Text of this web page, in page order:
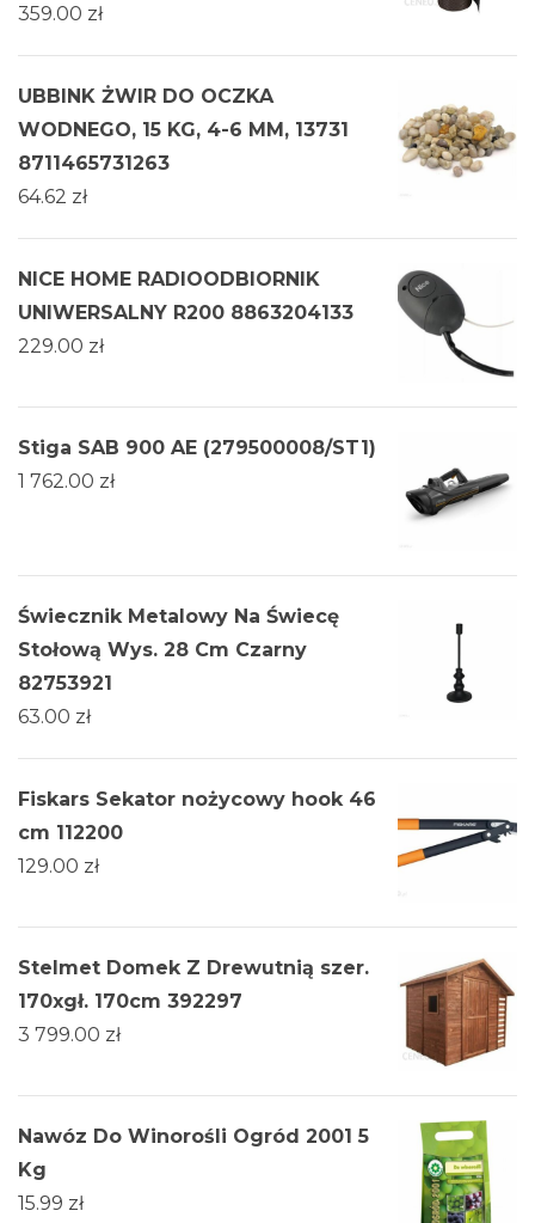
359.00 zł
UBBINK ŻWIR DO OCZKA
WODNEGO, 15 KG, 4-6 MM, 13731
8711465731263
64.62 zł
NICE HOME RADIOODBIORNIK
UNIWERSALNY R200 8863204133
229.00 zł
Stiga SAB 900 AE (279500008/ST1)
1 762.00 zł
Świecznik Metalowy Na Świecę
Stołową Wys. 28 Cm Czarny
82753921
63.00 zł
Fiskars Sekator nożycowy hook 46
cm 112200
129.00 zł
Stelmet Domek Z Drewutnią szer.
170xgł. 170cm 392297
3 799.00 zł
Nawóz Do Winorośli Ogród 2001 5
Kg
15.99 zł